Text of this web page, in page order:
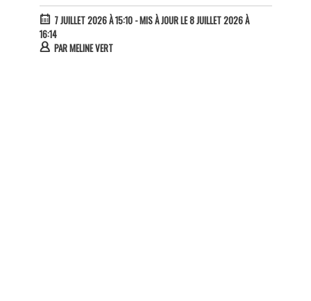
7 JUILLET 2026 À 15:10- MIS À JOUR LE 8 JUILLET 2026 À
16:14
PARMELINE VERT